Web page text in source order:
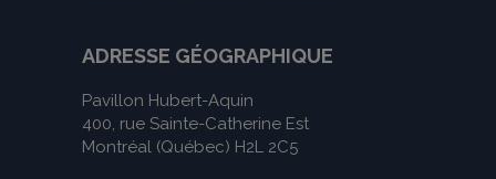
ADRESSE GÉOGRAPHIQUE
Pavillon Hubert-Aquin
400, rue Sainte-Catherine Est
Montréal (Québec) H2L 2C5